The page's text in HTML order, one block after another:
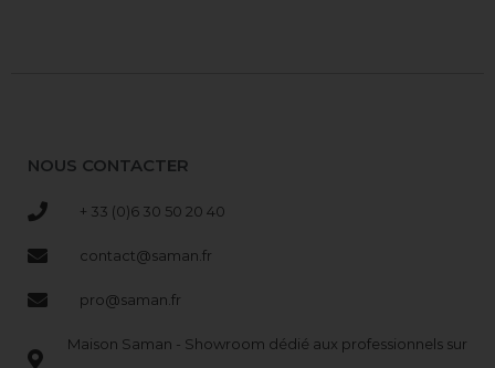
NOUS CONTACTER
+ 33 (0)6 30 50 20 40
contact@saman.fr
pro@saman.fr
Maison Saman - Showroom dédié aux professionnels sur